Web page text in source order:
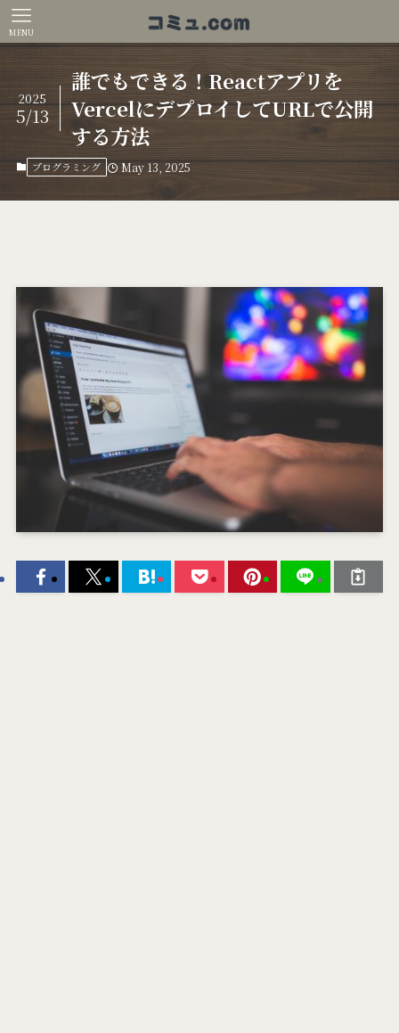
MENU
誰でもできる！Reactアプリを
VercelにデプロイしてURLで公開
する方法
2025
5/13
プログラミング May 13, 2025